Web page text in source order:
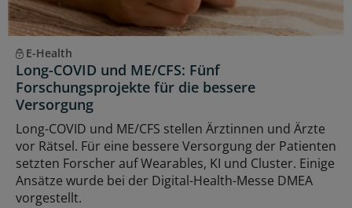
E-Health
Long-COVID und ME/CFS: Fünf
Forschungsprojekte für die bessere
Versorgung
Long-COVID und ME/CFS stellen Ärztinnen und Ärzte
vor Rätsel. Für eine bessere Versorgung der Patienten
setzten Forscher auf Wearables, KI und Cluster. Einige
Ansätze wurde bei der Digital-Health-Messe DMEA
vorgestellt.